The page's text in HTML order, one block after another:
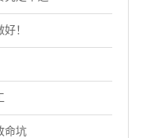
！
命坑